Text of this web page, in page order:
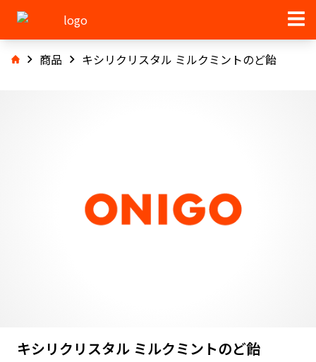
商品 キシリクリスタル ミルクミントのど飴
キシリクリスタル ミルクミントのど飴